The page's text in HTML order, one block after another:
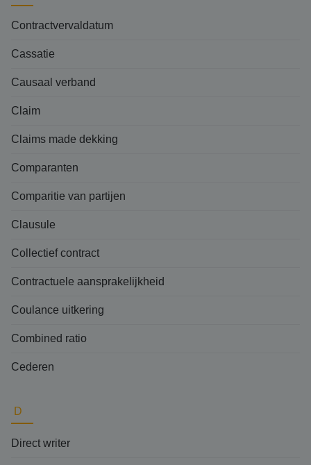
Contractvervaldatum
Cassatie
Causaal verband
Claim
Claims made dekking
Comparanten
Comparitie van partijen
Clausule
Collectief contract
Contractuele aansprakelijkheid
Coulance uitkering
Combined ratio
Cederen
D
Direct writer